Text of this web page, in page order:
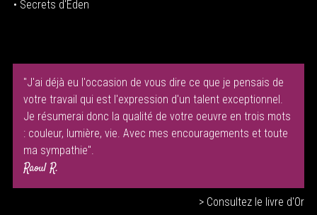
• Secrets d'Eden
"J'ai déjà eu l'occasion de vous dire ce que je pensais de
votre travail qui est l'expression d'un talent exceptionnel.
Je résumerai donc la qualité de votre oeuvre en trois mots
: couleur, lumière, vie. Avec mes encouragements et toute
ma sympathie".
Raoul R.
> Consultez le livre d'Or